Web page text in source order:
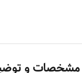
مشخصات و